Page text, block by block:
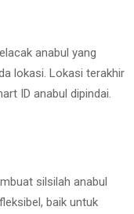
anabul yang
lokasi. Lokasi terakhir
ID anabul dipindai.
silsilah anabul
baik untuk